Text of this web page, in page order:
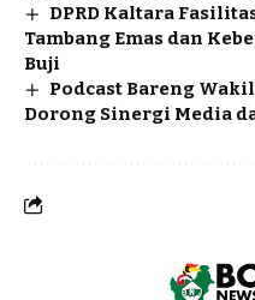
DPRD Kaltara
Tambang Emas dan
Buji
Podcast Bareng
Dorong Sinergi Media